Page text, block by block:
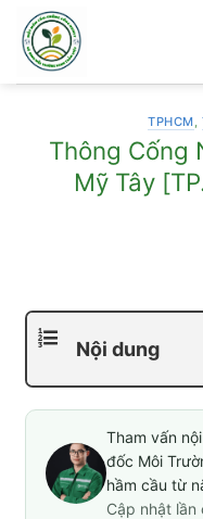
qua
dung
TPHCM ,
Thông Cống
Mỹ Tây
Nội dung
Tham vấn
đốc Môi
hầm cầu từ
Cập nhật